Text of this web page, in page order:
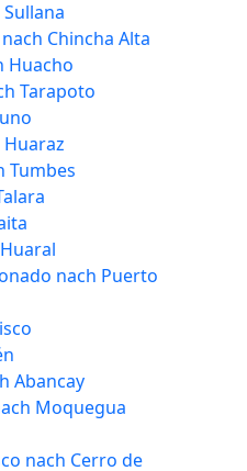
Chincha Alta
Huacho
Tarapoto
Tumbes
nach Puerto
Abancay
Moquegua
nach Cerro de